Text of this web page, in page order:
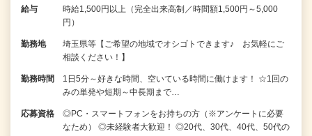
給与
時給1,500円以上（完全出来高制／時間額1,500円～5,000
円）
勤務地
埼玉県等【ご希望の地域でオシゴトできます♪ お気軽にご
相談ください！】
勤務時間
1日5分～好きな時間、空いている時間に働けます！ ☆1回の
みの単発や短期～中長期まで…
応募資格
◎PC・スマートフォンをお持ちの方（※アンケートに必要
なため） ◎未経験者大歓迎！ ◎20代、30代、40代、50代の